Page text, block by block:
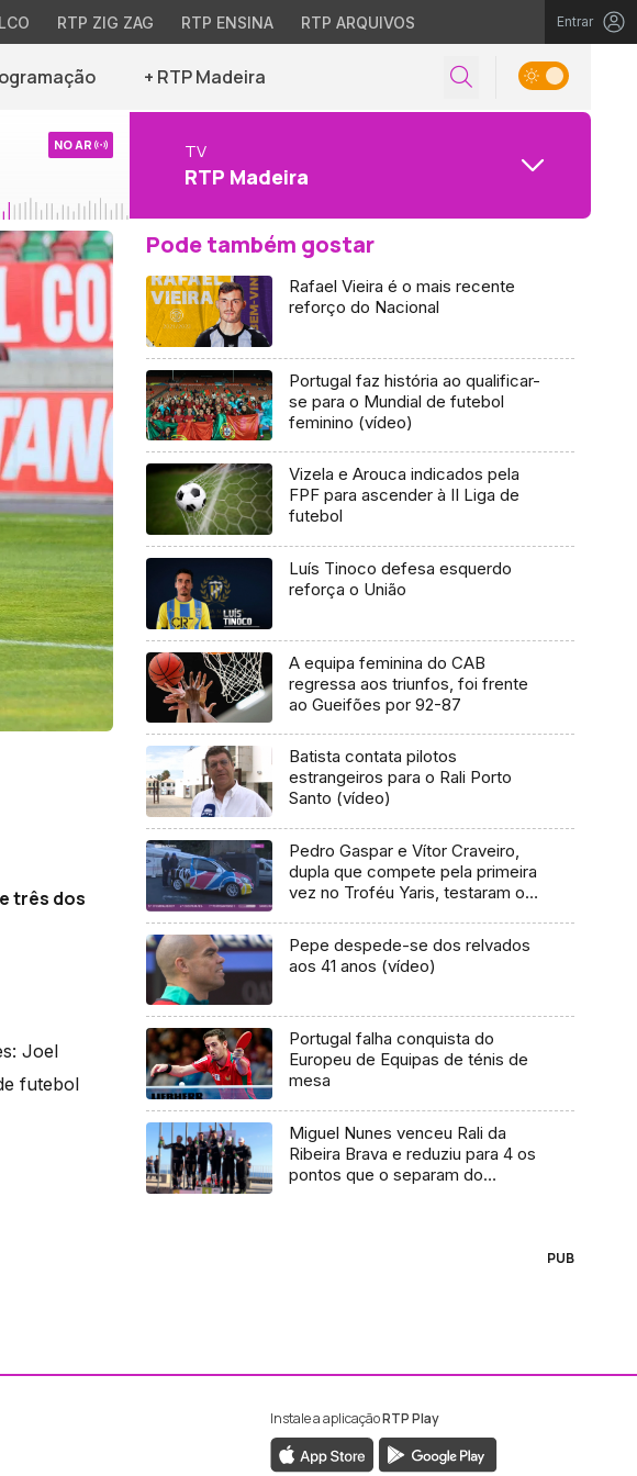
RTP ZIG ZAG RTP ENSINA RTP ARQUIVOS Entrar
+ RTP Madeira
NO AR TV
RTP Madeira
três dos
Joel
futebol
Pode também gostar
Rafael Vieira é o mais recente
reforço do Nacional
Portugal faz história ao qualificar-
se para o Mundial de futebol
feminino (vídeo)
Vizela e Arouca indicados pela
FPF para ascender à II Liga de
futebol
Luís Tinoco defesa esquerdo
reforça o União
A equipa feminina do CAB
regressa aos triunfos, foi frente
ao Gueifões por 92-87
Batista contata pilotos
estrangeiros para o Rali Porto
Santo (vídeo)
Pedro Gaspar e Vítor Craveiro,
dupla que compete pela primeira
vez no Troféu Yaris, testaram o
Pepe despede-se dos relvados
aos 41 anos (vídeo)
Portugal falha conquista do
Europeu de Equipas de ténis de
mesa
Miguel Nunes venceu Rali da
Ribeira Brava e reduziu para 4 os
pontos que o separam do
PUB
ao Facebook da RTP Madeira
ao Instagram da RTP Madeira
Instale a aplicaçãoRTP Play